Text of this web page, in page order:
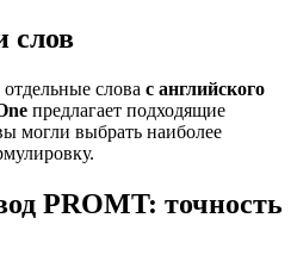
слов
слова с английского
предлагает подходящие
могли выбрать наиболее
PROMT: точность